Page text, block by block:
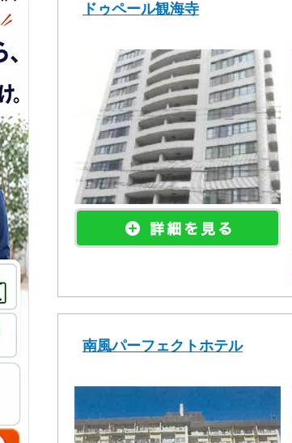
ドゥペール観海寺
南風パーフェクトホテル